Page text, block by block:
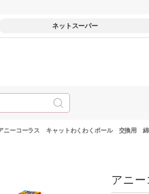
ネットスーパー
ニーコーラス キャットわくわくポール 交換用 綿
アニ